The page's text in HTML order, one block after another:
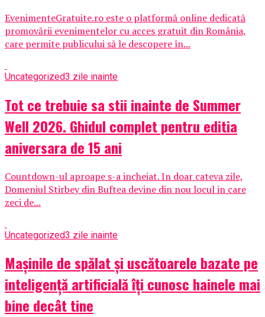
EvenimenteGratuite.ro este o platformă online dedicată
promovării evenimentelor cu acces gratuit din România,
care permite publicului să le descopere în...
Uncategorized3 zile inainte
Tot ce trebuie sa stii inainte de Summer
Well 2026. Ghidul complet pentru editia
aniversara de 15 ani
Countdown-ul aproape s-a incheiat. In doar cateva zile,
Domeniul Stirbey din Buftea devine din nou locul in care
zeci de...
Uncategorized3 zile inainte
Mașinile de spălat și uscătoarele bazate pe
inteligență artificială îți cunosc hainele mai
bine decât tine